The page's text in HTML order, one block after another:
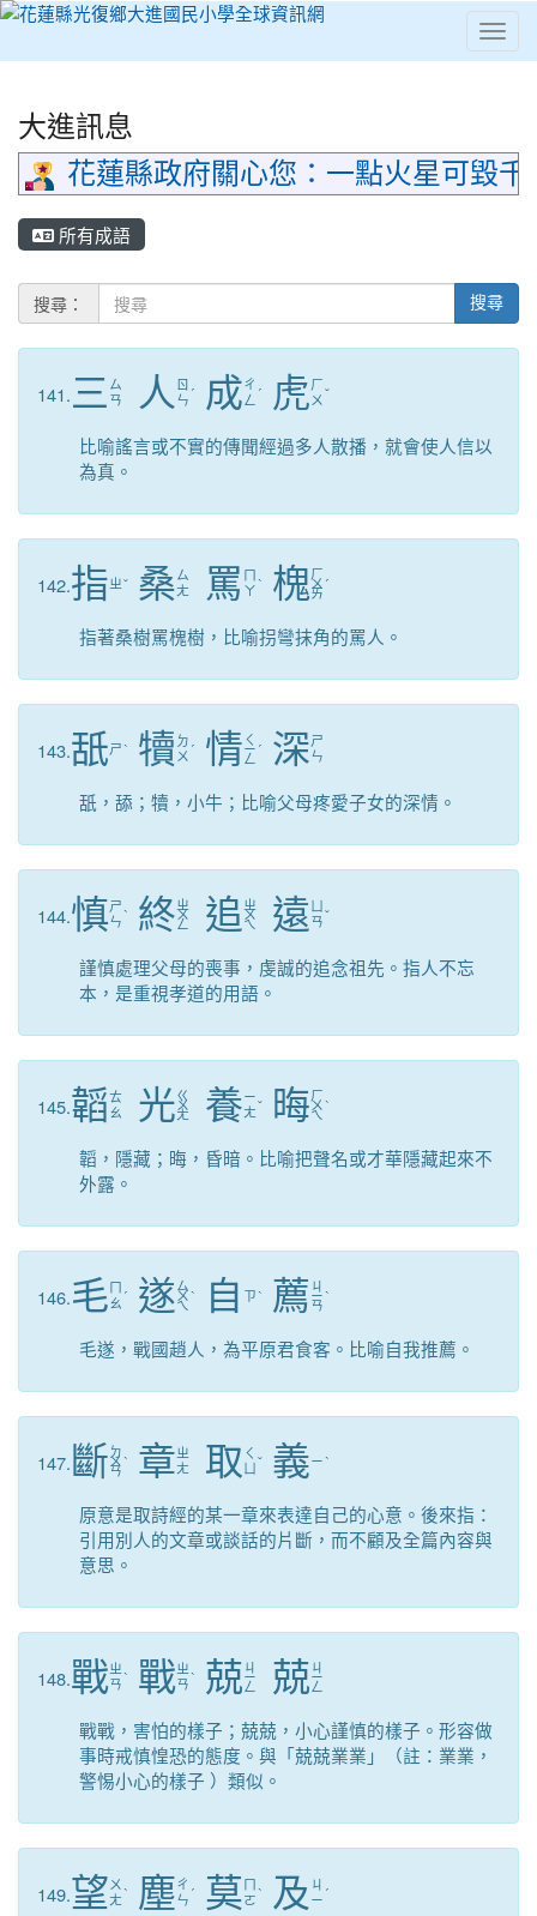
⏸
大進訊息
花蓮縣政府關心您：一點火星可毀
所有成語
搜尋： 搜尋
141.三 ㄙ
ㄢ
人 ㄖ
ㄣ ˊ 成ㄔ
ㄥ ˊ 虎ㄏ
ㄨ ˇ
比喻謠言或不實的傳聞經過多人散播，就會使人信以
為真。
142.指ㄓˇ 桑ㄙ
ㄤ
罵 ㄇ
ㄚˋ 槐ㄏ
ㄨ
ㄞ
ˊ
指著桑樹罵槐樹，比喻拐彎抹角的罵人。
143.舐ㄕˋ 犢 ㄉ
ㄨ ˊ 情 ㄑ
ㄧ
ㄥ
ˊ 深ㄕ
ㄣ
舐，舔；犢，小牛；比喻父母疼愛子女的深情。
144.慎ㄕ
ㄣˋ 終ㄓ
ㄨ
ㄥ 追 ㄓ
ㄨ
ㄟ 遠 ㄢˇ
謹慎處理父母的喪事，虔誠的追念祖先。指人不忘
本，是重視孝道的用語。
145.韜ㄊ
ㄠ
光ㄍ
ㄨ
ㄤ 養ㄧ
ㄤˇ 晦ㄏ
ㄨ
ㄟ
ˋ
韜，隱藏；晦，昏暗。比喻把聲名或才華隱藏起來不
外露。
146.毛 ㄇ
ㄠ ˊ 遂ㄙ
ㄨ
ㄟ
ˋ 自 ㄗˋ 薦 ㄐ
ㄧ
ㄢ
ˋ
毛遂，戰國趙人，為平原君食客。比喻自我推薦。
147. 斷 ㄉ
ㄨ
ㄢ
ˋ 章ㄓ
ㄤ
取 ㄑ
ˇ 義ㄧˋ
原意是取詩經的某一章來表達自己的心意。後來指：
引用別人的文章或談話的片斷，而不顧及全篇內容與
意思。
148.戰ㄓ
ㄢˋ 戰ㄓ
ㄢˋ 兢 ㄐ
ㄧ
ㄥ 兢 ㄐ
ㄧ
ㄥ
戰戰，害怕的樣子；兢兢，小心謹慎的樣子。形容做
事時戒慎惶恐的態度。與「兢兢業業」（註：業業，
警惕小心的樣子 ）類似。
149.望 ㄨ
ㄤˋ 塵ㄔ
ㄣ ˊ 莫 ㄇ
ㄛˋ 及 ㄐ
ㄧ ˊ